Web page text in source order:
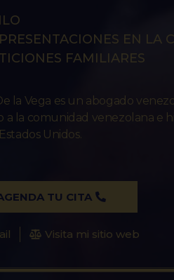
EN LA
FAMILIARES
la Vega es un abogado
a la comunidad venezolana e
Unidos.
TU CITA
Visita mi sitio web